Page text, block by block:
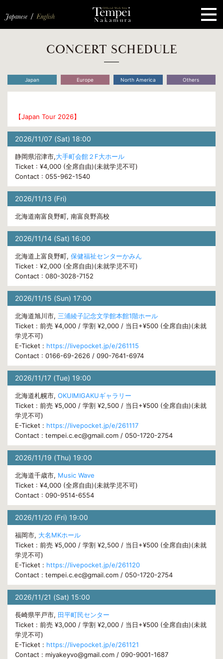
先
CONCERT SCHEDULE
Japan Europe North America Others
【Japan Tour 2026】
2026/11/07 (Sat) 18:00
静岡県沼津市,大手町会館２F大ホール
Ticket : ¥4,000 (全席自由)(未就学児不可)
Contact : 055-962-1540
2026/11/13 (Fri)
北海道南富良野町, 南富良野高校
2026/11/14 (Sat) 16:00
北海道上富良野町, 保健福祉センターかみん
Ticket : ¥2,000 (全席自由)(未就学児不可)
Contact : 080-3028-7152
2026/11/15 (Sun) 17:00
北海道旭川市, 三浦綾子記念文学館本館1階ホール
Ticket : 前売 ¥4,000 / 学割 ¥2,000 / 当日+¥500 (全席自由)(未就
学児不可)
E-Ticket : https://livepocket.jp/e/261115
Contact : 0166-69-2626 / 090-7641-6974
2026/11/17 (Tue) 19:00
北海道札幌市, OKUIMIGAKUギャラリー
Ticket : 前売 ¥5,000 / 学割 ¥2,500 / 当日+¥500 (全席自由)(未就
学児不可)
E-Ticket : https://livepocket.jp/e/261117
Contact : tempei.c.ec@gmail.com / 050-1720-2754
2026/11/19 (Thu) 19:00
北海道千歳市, Music Wave
Ticket : ¥4,000 (全席自由)(未就学児不可)
Contact : 090-9514-6554
2026/11/20 (Fri) 19:00
福岡市, 大名MKホール
Ticket : 前売 ¥5,000 / 学割 ¥2,500 / 当日+¥500 (全席自由)(未就
学児不可)
E-Ticket : https://livepocket.jp/e/261120
Contact : tempei.c.ec@gmail.com / 050-1720-2754
2026/11/21 (Sat) 15:00
長崎県平戸市, 田平町民センター
Ticket : 前売 ¥3,000 / 学割 ¥2,000 / 当日+¥500 (全席自由)(未就
学児不可)
E-Ticket : https://livepocket.jp/e/261121
Contact : miyakeyvo@gmail.com / 090-9001-1687